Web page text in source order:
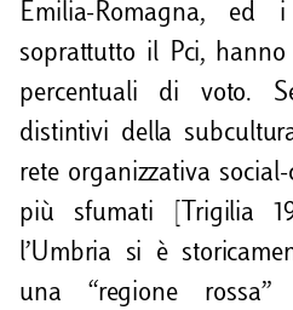
Emilia-Romagna,
soprattutto il Pci,
percentuali di voto.
distintivi della
rete organizzativa
più sfumati [Trigilia
l’Umbria si è
una “regione